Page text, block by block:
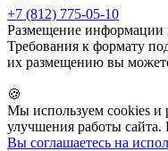
+7 (812) 775-05-10
Размещение информации
Требования к формату
их размещению вы
🍪
Мы используем cookies и
улучшения работы сайта.
Вы соглашаетесь на